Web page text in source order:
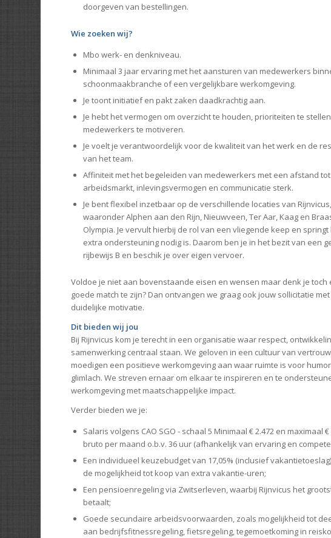
doorgeven van bestellingen.
Wie zoeken wij?
Mbo werk- en denkniveau.
Minimaal 3 jaar ervaring met het aansturen van medewerkers
schoonmaakbranche of een vergelijkbare werkomgeving.
Je toont initiatief en pakt zaken daadkrachtig aan.
Je hebt het vermogen om overzicht te houden, prioriteiten te
medewerkers te motiveren.
Je voelt je verantwoordelijk voor de kwaliteit van het werk en de
van het team.
Affiniteit met het begeleiden van medewerkers met een afstand
arbeidsmarkt, inlevingsvermogen en communicatie sterk.
Je bent flexibel inzetbaar op de verschillende locaties van Rijnvicus,
waaronder Alphen aan den Rijn, Nieuwveen, Ter Aar, Kaag en
Olympia. Je vervult hierbij de rol van een vliegende keep en
extra ondersteuning nodig is. Daarom ben je in het bezit van een
rijbewijs B en beschik je over eigen vervoer.
Voldoe je niet aan bovenstaande eisen en wensen maar denk je toch
goede match te zijn? Dan ontvangen we graag ook jouw sollicitatie
duidelijke motivatie.
Dit bieden wij jou
Bij Rijnvicus kom je terecht in een organisatie waar respect,
samenwerking centraal staan. We geloven in een cultuur van
moedigen een positieve werkomgeving aan waar ruimte is voor
glimlach. We streven ernaar om elkaar te inspireren en te
werkomgeving met maatschappelijke impact.
Verder bieden we je:
Salaris volgens CAO SGO - schaal 5 Minimaal € 2.472 en maximaal €
bruto per maand o.b.v. 36 uur (afhankelijk van ervaring en
Een individueel keuzebudget van 17,05% (inclusief
de mogelijkheid tot koop van extra vakantie-uren;
Een pensioenregeling via Zwitserleven, waarbij Rijnvicus het
betaalt;
Goede secundaire arbeidsvoorwaarden, zoals mogelijkheid tot
aan bedrijfsfitnessregeling, fietsregeling, tegemoetkoming in